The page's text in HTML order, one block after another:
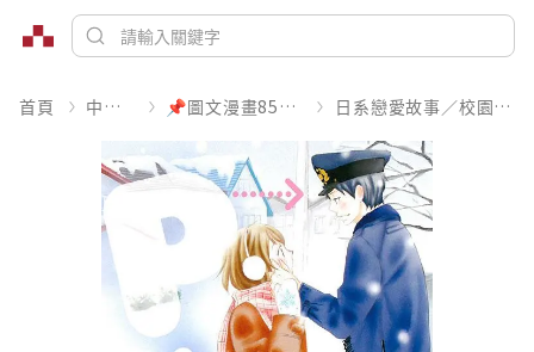
首頁 中文書 📌圖文漫畫85折起 日系戀愛故事／校園青春